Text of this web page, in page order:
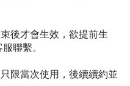
後才會生效，欲提前生
聯繫。
限當次使用，後續續約並